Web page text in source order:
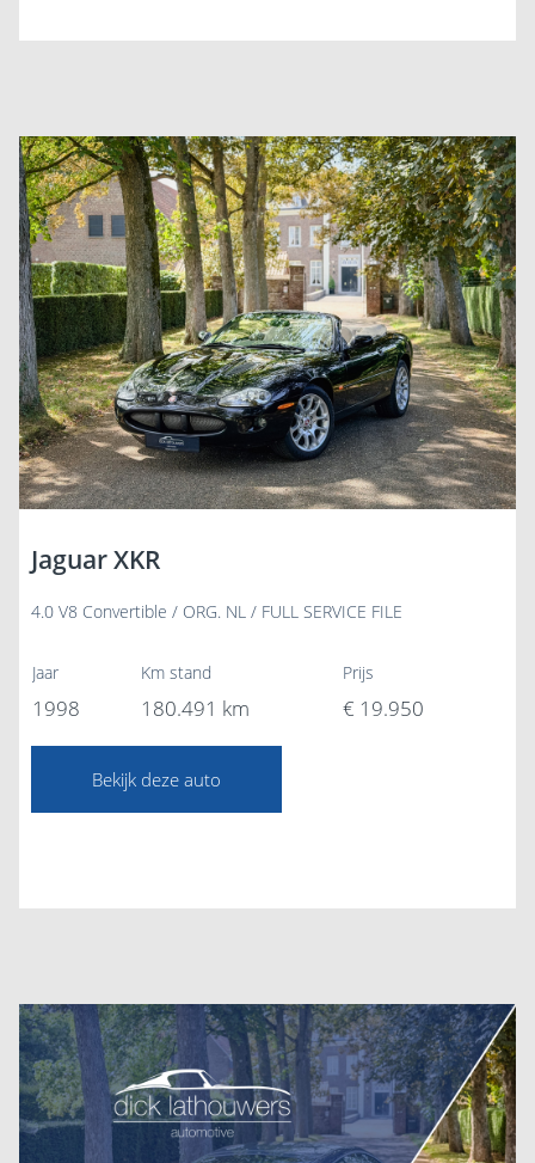
Jaguar XKR
4.0 V8 Convertible / ORG. NL / FULL SERVICE FILE
Jaar
1998
Km stand
180.491 km
Prijs
€ 19.950
Bekijk deze auto